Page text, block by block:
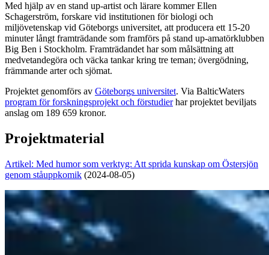
Med hjälp av en stand up-artist och lärare kommer Ellen
Schagerström, forskare vid institutionen för biologi och
miljövetenskap vid Göteborgs universitet, att producera ett 15-20
minuter långt framträdande som framförs på stand up-amatörklubben
Big Ben i Stockholm. Framträdandet har som målsättning att
medvetandegöra och väcka tankar kring tre teman; övergödning,
främmande arter och sjömat.
Projektet genomförs av Göteborgs universitet. Via BalticWaters
program för forskningsprojekt och förstudierhar projektet beviljats
anslag om 189 659 kronor.
Projektmaterial
Artikel: Med humor som verktyg: Att sprida kunskap om Östersjön
genom ståuppkomik (2024-08-05)